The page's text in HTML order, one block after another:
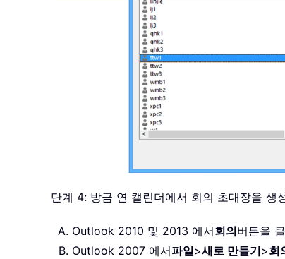
단계 4: 방금 연 캘린더에서 회의 초대장을 생
Outlook 2010 및 2013 에서회의버튼을
Outlook 2007 에서파일>새로 만들기>회